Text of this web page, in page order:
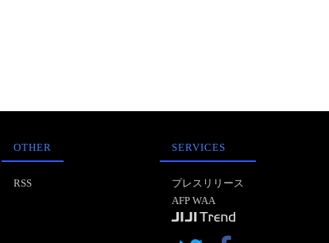
OTHER
RSS
SERVICES
プレスリリース
AFP WAA